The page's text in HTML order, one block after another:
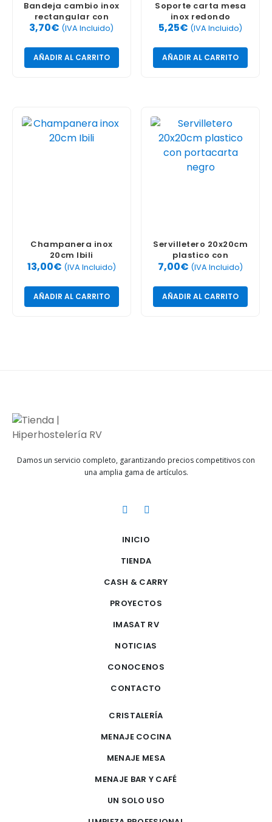
Bandeja cambio inox
rectangular con
pinza
3,70€ (IVA Incluido)
AÑADIR AL CARRITO
Soporte carta mesa
inox redondo
5,25€ (IVA Incluido)
AÑADIR AL CARRITO
Champanera inox
20cm Ibili
13,00€ (IVA Incluido)
AÑADIR AL CARRITO
Servilletero 20x20cm
plastico con
portacarta negro
7,00€ (IVA Incluido)
AÑADIR AL CARRITO
Damos un servicio completo, garantizando precios competitivos con
una amplia gama de artículos.
INICIO
TIENDA
CASH & CARRY
PROYECTOS
IMASAT RV
NOTICIAS
CONOCENOS
CONTACTO
CRISTALERÍA
MENAJE COCINA
MENAJE MESA
MENAJE BAR Y CAFÉ
UN SOLO USO